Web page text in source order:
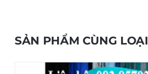
SẢN PHẨM CÙNG LOẠI